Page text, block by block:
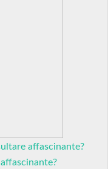
affascinante?